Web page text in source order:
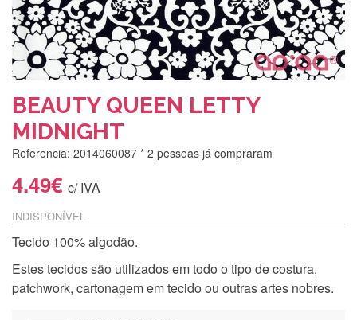
BEAUTY QUEEN LETTY
MIDNIGHT
Referencia: 2014060087 * 2 pessoas já compraram
4.49€ c/ IVA
INDISPONÍVEL
Tecido 100% algodão.
Estes tecidos são utilizados em todo o tipo de costura,
patchwork, cartonagem em tecido ou outras artes nobres.